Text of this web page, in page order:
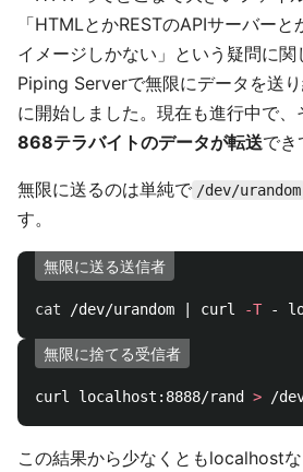
これも実験的なので別リポジトリで
https://github.com/nwtgck/
イメージ名以外起動方法が変わりま
ズがより軽量です。
現在実験的なプロジェクトです。あ
してそうだったら、本家のイメージ
になるかもしれません。
HTTPでのデータ転送の可能
「HTTPってどこまで大きいファイ